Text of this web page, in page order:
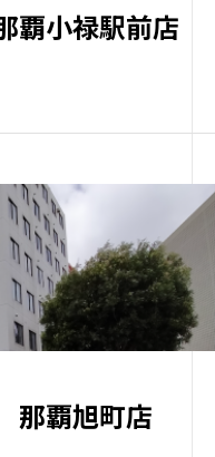
覇小禄駅前店
那覇旭町店